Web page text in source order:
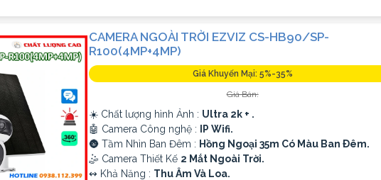
CAMERA NGOÀI TRỜI EZVIZ CS-HB90/SP-
R100(4MP+4MP)
Giá Khuyến Mại: 5%-35%
Giá Bán:
☀️ Chất lượng hình Ảnh : Ultra 2k + .
🤖️ Camera Công nghệ :
IP Wifi.
🌚 Tầm Nhìn Ban Đêm : Hồng Ngoại 35m Có Màu Ban Ðêm.
🤹 Camera Thiết Kế 2 Mắt Ngoài Trời.
️↭ Khả Năng : Thu Âm Và Loa.